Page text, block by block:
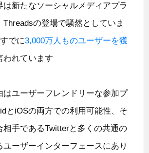
は新たなソーシャルメディアプラ
Threadsの登場で騒然としていま
でに3,000万人ものユーザーを獲
われています
はユーザーフレンドリーな参加プ
とiOSの両方での利用可能性、そ
相手であるTwitterと多くの共通の
ーザーインターフェースにあり